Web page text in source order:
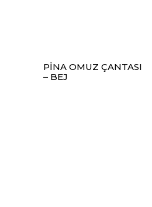
PINA OMUZ ÇANTASI
– BEJ